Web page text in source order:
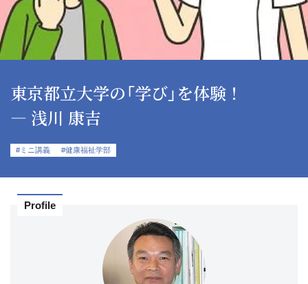
東京都立大学の「学び」を体験！
― 浅川 康吉
#ミニ講義 #健康福祉学部
Profile